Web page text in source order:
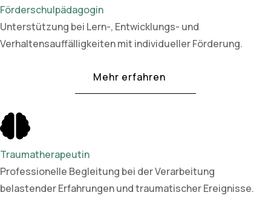
Förderschulpädagogin
Unterstützung bei Lern-, Entwicklungs- und
Verhaltensauffälligkeiten mit individueller Förderung.
Mehr erfahren
Traumatherapeutin
Professionelle Begleitung bei der Verarbeitung
belastender Erfahrungen und traumatischer Ereignisse.